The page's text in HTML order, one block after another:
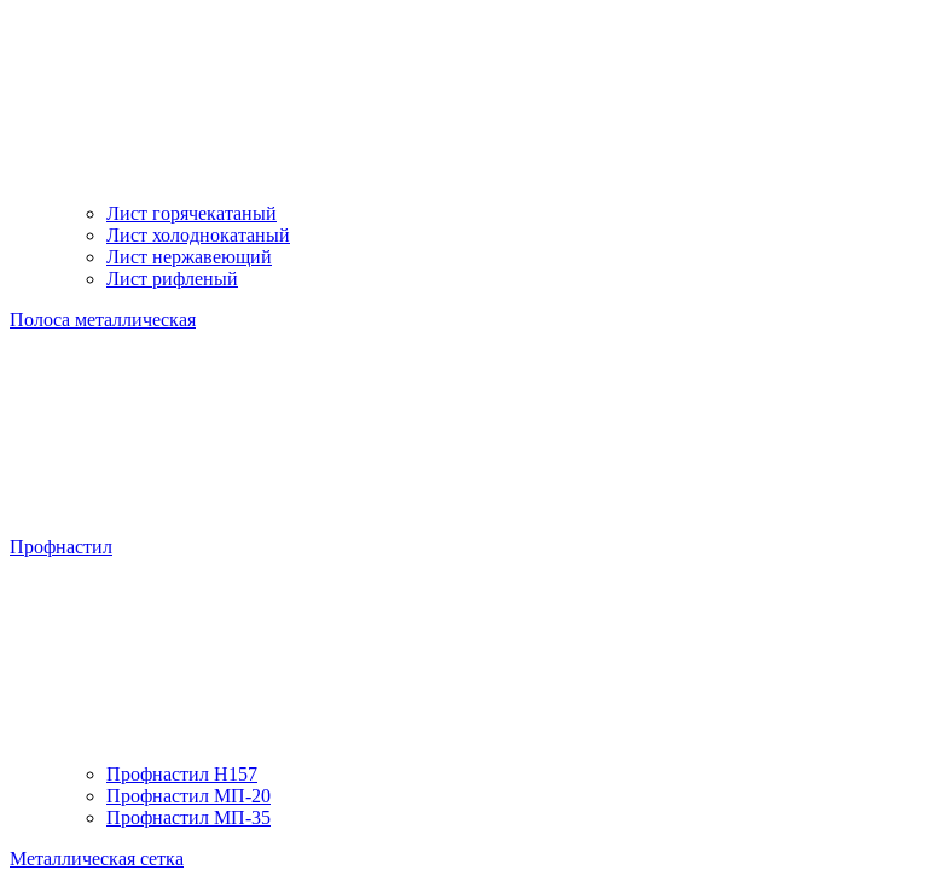
Лист горячекатаный
Лист холоднокатаный
Лист нержавеющий
Лист рифленый
Полоса металлическая
Профнастил
Профнастил H157
Профнастил МП-20
Профнастил МП-35
Металлическая сетка